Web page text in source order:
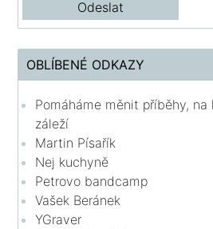
OBLÍBENÉ ODKAZY
Pomáháme měnit příběhy, na
záleží
Martin Písařík
Nej kuchyně
Petrovo bandcamp
Vašek Beránek
YGraver